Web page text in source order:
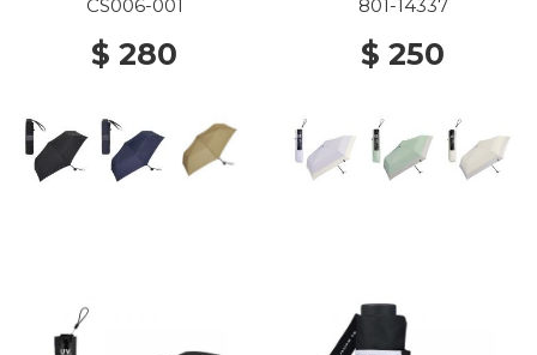
CS006-001
$ 280
801-14337
$ 250